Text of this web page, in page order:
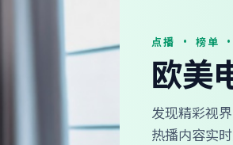
点播 · 榜单
欧美
发现精彩视
热播内容实时